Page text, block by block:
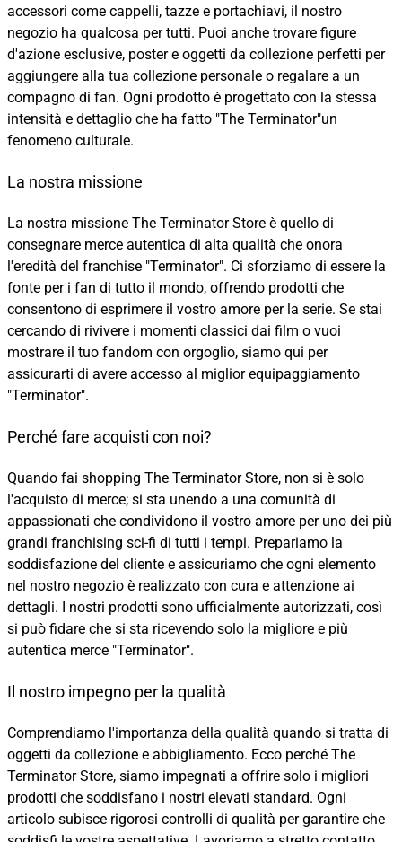
accessori come cappelli, tazze e portachiavi, il nostro
negozio ha qualcosa per tutti. Puoi anche trovare figure
d'azione esclusive, poster e oggetti da collezione perfetti per
aggiungere alla tua collezione personale o regalare a un
compagno di fan. Ogni prodotto è progettato con la stessa
intensità e dettaglio che ha fatto "The Terminator"un
fenomeno culturale.
La nostra missione
La nostra missione The Terminator Store è quello di
consegnare merce autentica di alta qualità che onora
l'eredità del franchise "Terminator". Ci sforziamo di essere la
fonte per i fan di tutto il mondo, offrendo prodotti che
consentono di esprimere il vostro amore per la serie. Se stai
cercando di rivivere i momenti classici dai film o vuoi
mostrare il tuo fandom con orgoglio, siamo qui per
assicurarti di avere accesso al miglior equipaggiamento
"Terminator".
Perché fare acquisti con noi?
Quando fai shopping The Terminator Store, non si è solo
l'acquisto di merce; si sta unendo a una comunità di
appassionati che condividono il vostro amore per uno dei più
grandi franchising sci-fi di tutti i tempi. Prepariamo la
soddisfazione del cliente e assicuriamo che ogni elemento
nel nostro negozio è realizzato con cura e attenzione ai
dettagli. I nostri prodotti sono ufficialmente autorizzati, così
si può fidare che si sta ricevendo solo la migliore e più
autentica merce "Terminator".
Il nostro impegno per la qualità
Comprendiamo l'importanza della qualità quando si tratta di
oggetti da collezione e abbigliamento. Ecco perché The
Terminator Store, siamo impegnati a offrire solo i migliori
prodotti che soddisfano i nostri elevati standard. Ogni
articolo subisce rigorosi controlli di qualità per garantire che